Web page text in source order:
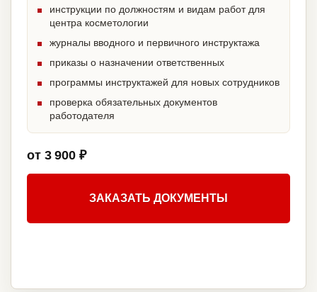
инструкции по должностям и видам работ для
центра косметологии
журналы вводного и первичного инструктажа
приказы о назначении ответственных
программы инструктажей для новых сотрудников
проверка обязательных документов
работодателя
от 3 900 ₽
ЗАКАЗАТЬ ДОКУМЕНТЫ